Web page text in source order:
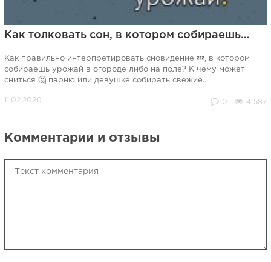
Как толковать сон, в котором собираешь…
Как правильно интерпретировать сновидение 💤, в котором
собираешь урожай в огороде либо на поле? К чему может
сниться 🤔 парню или девушке собирать свежие...
0 4 587
Комментарии и отзывы